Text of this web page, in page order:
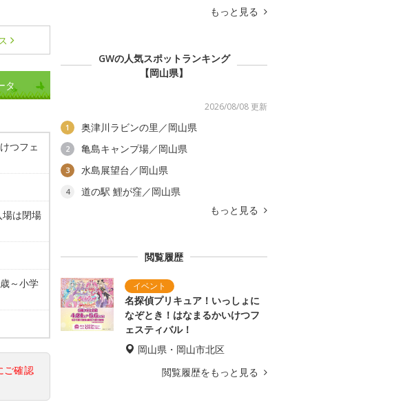
タ
つフェ
は閉場
～小学
ご確認
もっと見る
GWの人気スポットランキング
【岡山県】
2026/08/08 更新
1 奥津川ラビンの里／岡山県
2 亀島キャンプ場／岡山県
3 水島展望台／岡山県
4
道の駅 鯉が窪／岡山県
もっと見る
閲覧履歴
名探偵プリキュア！いっしょに
なぞとき！はなまるかいけつフ
ェスティバル！
岡山県・岡山市北区
閲覧履歴をもっと見る